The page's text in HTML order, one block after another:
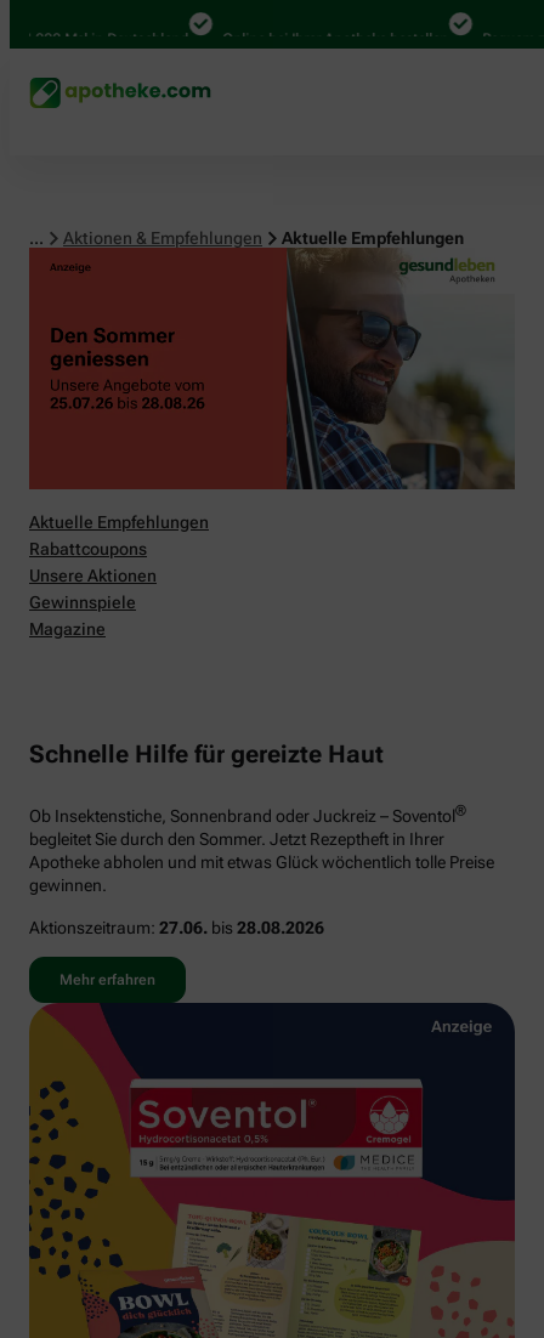
Mal in Deutschland Online bei Ihrer Apotheke bestellen Bequem
... Aktionen & Empfehlungen Aktuelle Empfehlungen
Aktuelle Empfehlungen
Rabattcoupons
Unsere Aktionen
Gewinnspiele
Magazine
Schnelle Hilfe für gereizte Haut
Ob Insektenstiche, Sonnenbrand oder Juckreiz – Soventol®
begleitet Sie durch den Sommer. Jetzt Rezeptheft in Ihrer
Apotheke abholen und mit etwas Glück wöchentlich tolle Preise
gewinnen.
Aktionszeitraum: 27.06. bis 28.08.2026
Mehr erfahren